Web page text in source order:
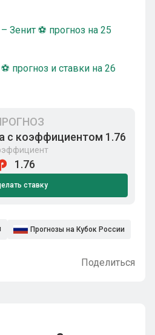
Зенит ⚽ прогноз на 25
прогноз и ставки на 26
с коэффициентом 1.76
1.76
ставку
Прогнозы на Кубок России
Поделиться